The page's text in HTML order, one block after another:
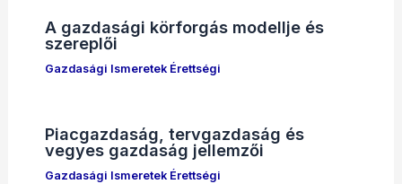
A gazdasági körforgás modellje és
szereplői
Gazdasági Ismeretek Érettségi
Piacgazdaság, tervgazdaság és
vegyes gazdaság jellemzői
Gazdasági Ismeretek Érettségi